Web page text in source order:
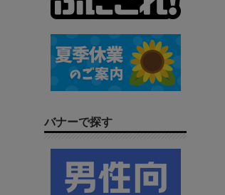
バナーで探す